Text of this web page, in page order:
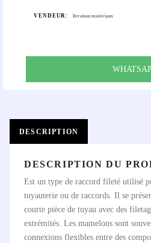
VENDEUR: livraison matériaux
DESCRIPTION
DESCRIPTION DU
Est un type de raccord fileté utilisé
tuyauterie ou de raccords. Il se
courte pièce de tuyau avec des
extrémités. Les mamelons sont
connexions flexibles entre des